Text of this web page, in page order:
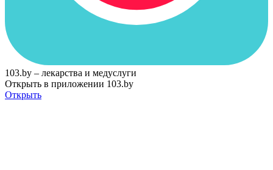
103.by – лекарства и медуслуги
Открыть в приложении 103.by
Открыть